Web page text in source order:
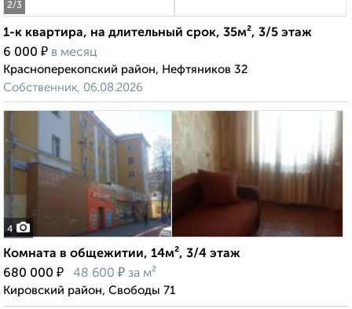
2/3
1-к квартира, на длительный срок, 35м², 3/5 этаж
6 000 ₽ в месяц
Красноперекопский район, Нефтяников 32
Собственник, 06.08.2026
4
Комната в общежитии, 14м², 3/4 этаж
680 000 ₽ 48 600 ₽ за м²
Кировский район, Свободы 71